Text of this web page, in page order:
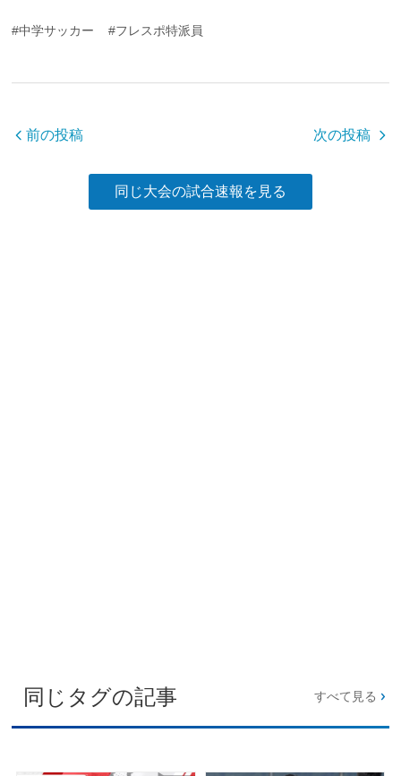
c
e
b
o
er
e
#中学サッカー #フレスポ特派員
前の投稿 次の投稿
同じ大会の試合速報を見る
同じタグの記事 すべて見る